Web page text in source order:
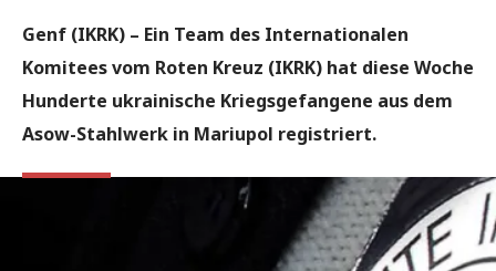
Genf (IKRK) – Ein Team des Internationalen
Komitees vom Roten Kreuz (IKRK) hat diese Woche
Hunderte ukrainische Kriegsgefangene aus dem
Asow-Stahlwerk in Mariupol registriert.